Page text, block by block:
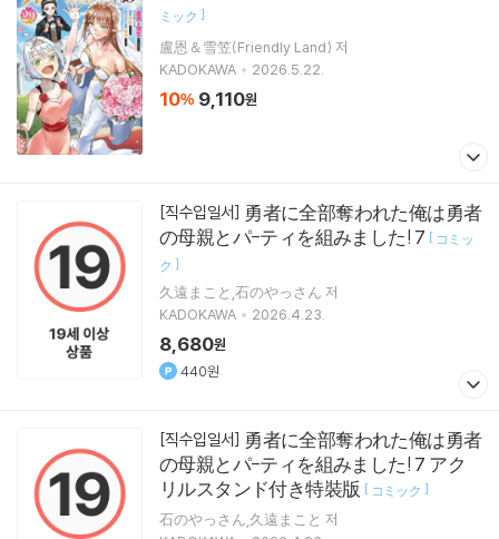
ミック ]
盧恩＆雪笠(Friendly Land) 저
KADOKAWA
2026.5.22.
10% 9,110원
[직수입일서]
の母親とパ-ティを組みました! 7 [ コミッ
ク ]
久遠まこと,石のやっさん 저
KADOKAWA
2026.4.23.
8,680원
440원
[직수입일서]
の母親とパ-ティを組みました! 7 アク
リルスタンド付き特裝版 [ コミック ]
石のやっさん,久遠まこと 저